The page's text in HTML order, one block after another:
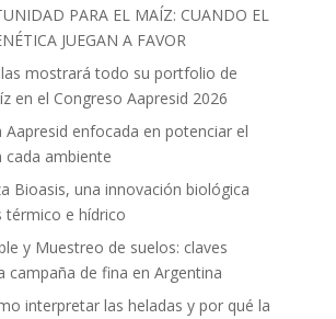
PARA EL MAÍZ: CUANDO EL
JUEGAN A FAVOR
mostrará todo su portfolio de
en el Congreso Aapresid 2026
Aapresid enfocada en potenciar el
ambiente
Bioasis, una innovación biológica
térmico e hídrico
y Muestreo de suelos: claves
campaña de fina en Argentina
interpretar las heladas y por qué la